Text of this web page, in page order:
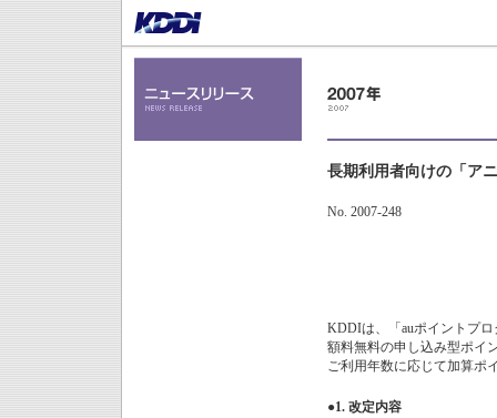
長期利用者向けの「ア
No. 2007-248
KDDIは、「auポイントプ
額料無料の申し込み型ポイ
ご利用年数に応じて加算ポ
●1. 改定内容